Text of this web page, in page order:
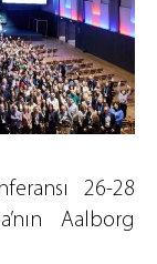
26-28
Aalborg